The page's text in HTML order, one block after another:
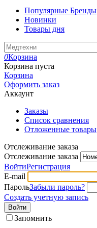
Популярные Бренды
Новинки
Товары дня
0Корзина
Корзина пуста
Корзина
Оформить заказ
Аккаунт
Заказы
Список сравнения
Отложенные товары
Отслеживание заказа
Отслеживание заказа
ВойтиРегистрация
E-mail
ПарольЗабыли пароль?
Создать учетную запись
Войти
Запомнить